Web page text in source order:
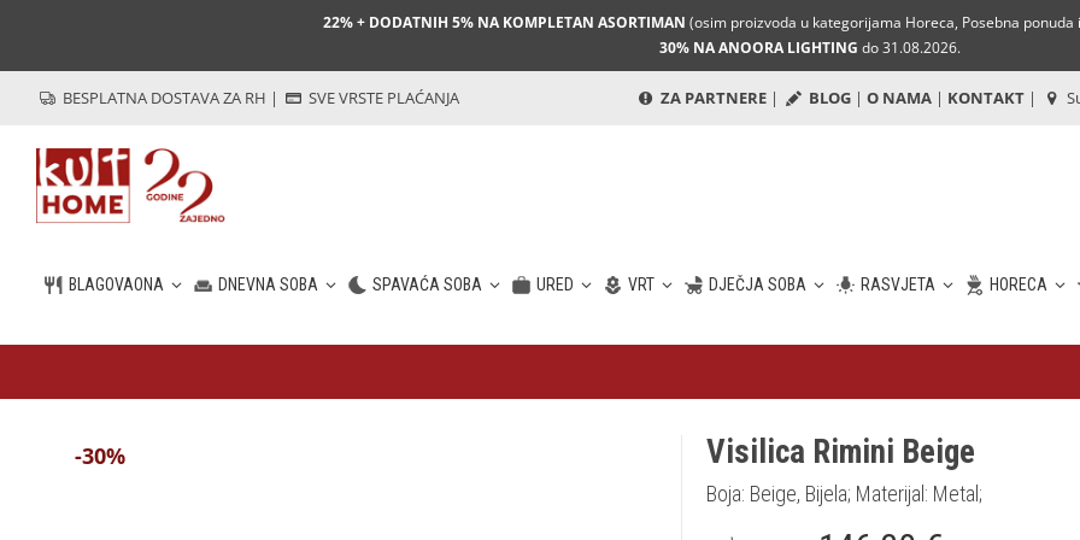
22% + DODATNIH 5% NA KOMPLETAN ASORTIMAN (osim proizvoda u kategorijama Horeca, Posebna
30% NA ANOORA LIGHTING do 31.08.2026.
BESPLATNA DOSTAVA ZA RH | SVE VRSTE PLAĆANJA ZA PARTNERE | BLOG | O NAMA | KONTAKT |
BLAGOVAONA DNEVNA SOBA SPAVAĆA SOBA URED VRT DJEČJA SOBA RASVJETA HORECA
HR
-30% Visilica Rimini Beige
Boja: Beige, Bijela; Materijal: Metal;